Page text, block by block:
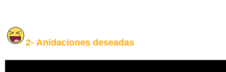
2- Anidaciones deseadas